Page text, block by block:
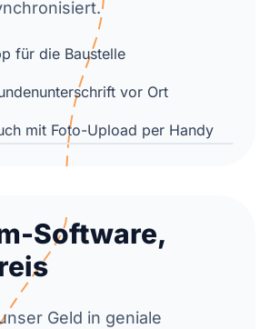
für die Baustelle
vor Ort
mit Foto-Upload per Handy
Software,
Geld in geniale